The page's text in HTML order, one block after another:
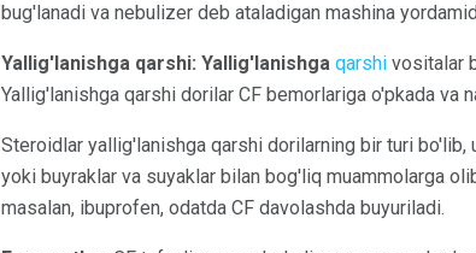
bug'lanadi va nebulizer deb ataladigan mashina
Yallig'lanishga qarshi: Yallig'lanishga qarshi vositalar
Yallig'lanishga qarshi dorilar CF bemorlariga o'pkada
Steroidlar yallig'lanishga qarshi dorilarning bir turi bo'lib,
yoki buyraklar va suyaklar bilan bog'liq muammolarga
masalan, ibuprofen, odatda CF davolashda buyuriladi.